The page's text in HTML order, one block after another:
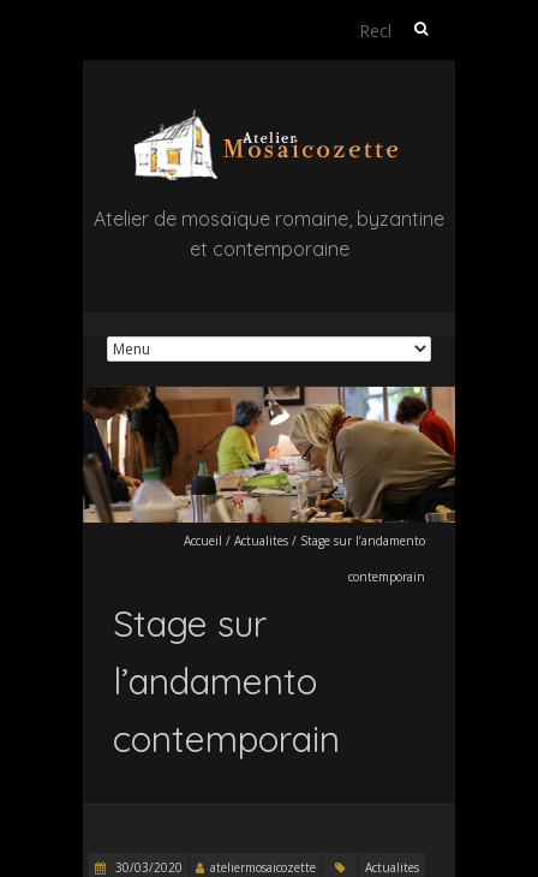
Rechercher :
Atelier de mosaïque romaine, byzantine
et contemporaine
Accueil / Actualites / Stage sur l’andamento
contemporain
Stage sur
l’andamento
contemporain
30/03/2020 ateliermosaicozette
Actualites